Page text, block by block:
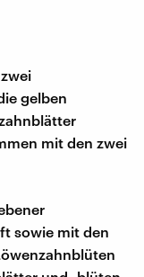
gelben
mit den zwei
sowie mit den